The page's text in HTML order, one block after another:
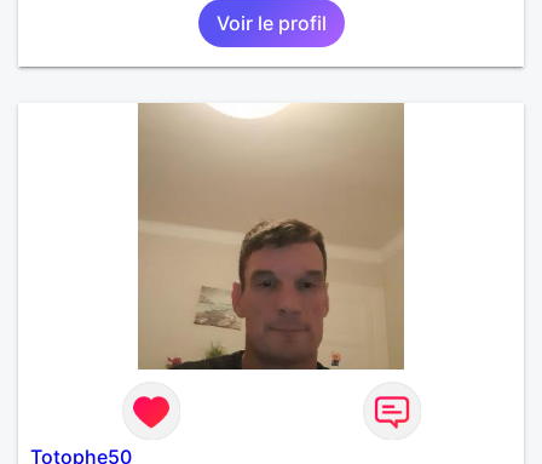
Voir le profil
Totophe50